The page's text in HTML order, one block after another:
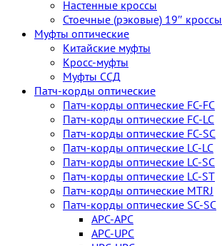
Настенные кроссы
Стоечные (рэковые) 19″ кроссы
Муфты оптические
Китайские муфты
Кросс-муфты
Муфты ССД
Патч-корды оптические
Патч-корды оптические FC-FC
Патч-корды оптические FC-LC
Патч-корды оптические FC-SC
Патч-корды оптические LC-LC
Патч-корды оптические LC-SC
Патч-корды оптические LC-ST
Патч-корды оптические MTRJ
Патч-корды оптические SC-SC
APC-APC
APC-UPC